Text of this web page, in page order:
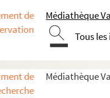
de
Médiathèque
Tous
de
Médiathèque